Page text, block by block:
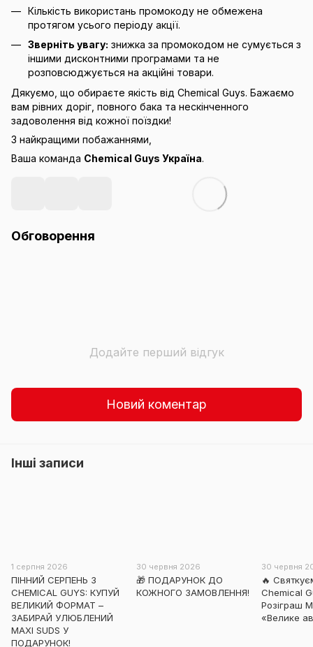
Кількість використань промокоду не обмежена
протягом усього періоду акції.
Зверніть увагу: знижка за промокодом не сумується з
іншими дисконтними програмами та не
розповсюджується на акційні товари.
Дякуємо, що обираєте якість від Chemical Guys. Бажаємо
вам рівних доріг, повного бака та нескінченного
задоволення від кожної поїздки!
З найкращими побажаннями,
Ваша команда Chemical Guys Україна.
Обговорення
Додайте перший відгук
Новий коментар
Інші записи
1 серпня 2026
ПІННИЙ СЕРПЕНЬ З
CHEMICAL GUYS: КУПУЙ
ВЕЛИКИЙ ФОРМАТ –
ЗАБИРАЙ УЛЮБЛЕНИЙ
MAXI SUDS У
ПОДАРУНОК!
30 червня 2026
🎁 ПОДАРУНОК ДО
КОЖНОГО ЗАМОВЛЕННЯ!
30 червня
🔥
Chemical
Розіграш
«Велике